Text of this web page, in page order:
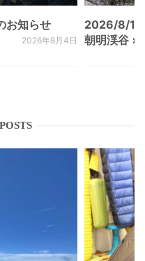
お知らせ
2026年8月4日
2026/8/
朝明渓谷 ×